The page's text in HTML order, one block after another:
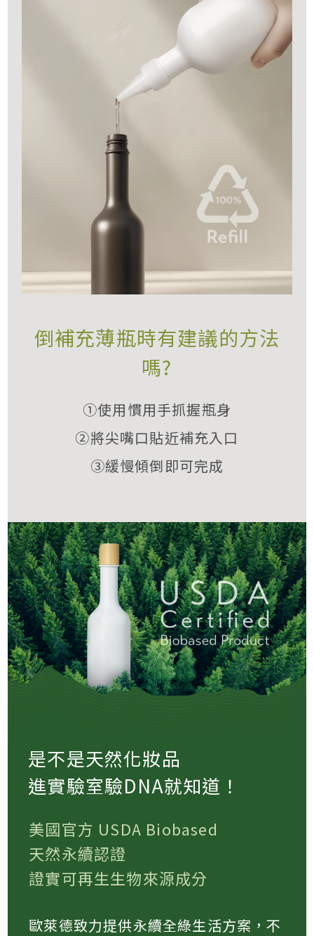
倒補充薄瓶時有建議的方法
嗎?
①使用慣用手抓握瓶身
②將尖嘴口貼近補充入口
③緩慢傾倒即可完成
是不是天然化妝品
進實驗室驗DNA就知道！
美國官方 USDA Biobased
天然永續認證
證實可再生生物來源成分
歐萊德致力提供永續全綠生活方案，不